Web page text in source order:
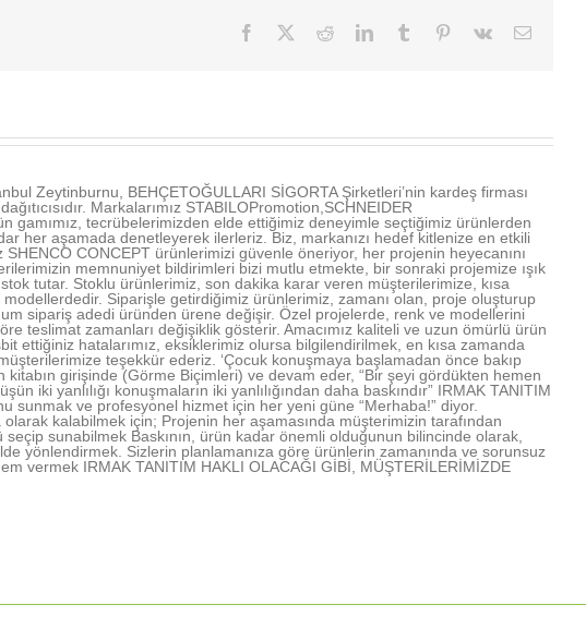
Facebook RedditLinkedInTumblr Pinterest
Vk
E-
Zeytinburnu, BEHÇETOĞULLARI SİGORTA Şirketleri’nin kardeş firması
Markalarımız STABILOPromotion,SCHNEIDER
gamımız, tecrübelerimizden elde ettiğimiz deneyimle seçtiğimiz ürünlerden
her aşamada denetleyerek ilerleriz. Biz, markanızı hedef kitlenize en etkili
CONCEPT ürünlerimizi güvenle öneriyor, her projenin heyecanını
memnuniyet bildirimleri bizi mutlu etmekte, bir sonraki projemize ışık
tutar. Stoklu ürünlerimiz, son dakika karar veren müşterilerimize, kısa
Siparişle getirdiğimiz ürünlerimiz, zamanı olan, proje oluşturup
sipariş adedi üründen ürene değişir. Özel projelerde, renk ve modellerini
teslimat zamanları değişiklik gösterir. Amacımız kaliteli ve uzun ömürlü ürün
ettiğiniz hatalarımız, eksiklerimiz olursa bilgilendirilmek, en kısa zamanda
teşekkür ederiz. ‘Çocuk konuşmaya başlamadan önce bakıp
kitabın girişinde (Görme Biçimleri) ve devam eder, “Bir şeyi gördükten hemen
iki yanlılığı konuşmaların iki yanlılığından daha baskındır” IRMAK TANITIM
sunmak ve profesyonel hizmet için her yeni güne “Merhaba!” diyor.
kalabilmek için; Projenin her aşamasında müşterimizin tarafından
sunabilmek Baskının, ürün kadar önemli olduğunun bilincinde olarak,
yönlendirmek. Sizlerin planlamanıza göre ürünlerin zamanında ve sorunsuz
vermek IRMAK TANITIM HAKLI OLACAĞI GİBİ, MÜŞTERİLERİMİZDE